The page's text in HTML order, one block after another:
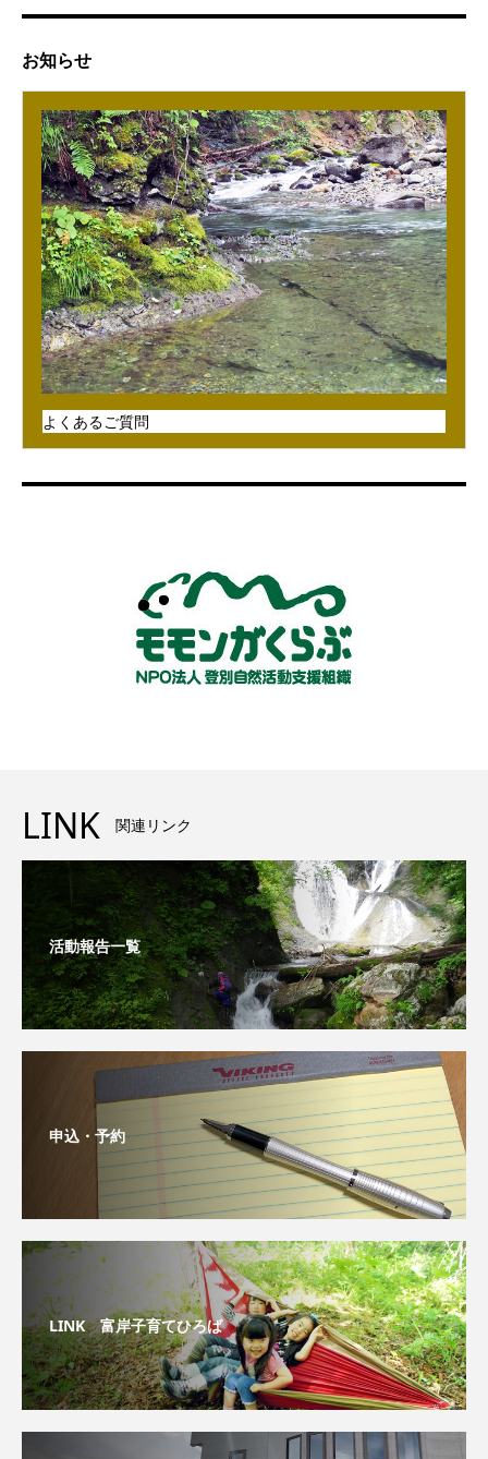
お知らせ
よくあるご質問
LINK 関連リンク
活動報告一覧
申込・予約
LINK 富岸子育てひろば